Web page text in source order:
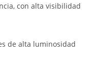
con alta visibilidad
de alta luminosidad